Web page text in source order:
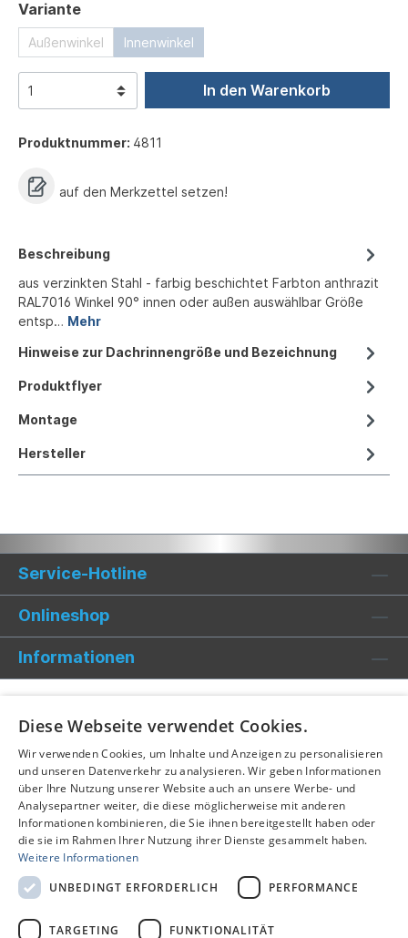
Varianteauswählen
Außenwinkel Innenwinkel
In den Warenkorb
Produktnummer: 4811
auf den Merkzettel setzen!
Beschreibung
aus verzinkten Stahl - farbig beschichtet Farbton anthrazit
RAL7016 Winkel 90° innen oder außen auswählbar Größe
entsp… Mehr
Hinweise zur Dachrinnengröße und Bezeichnung
Produktflyer
Montage
Hersteller
Service-Hotline
Onlineshop
Informationen
Diese Webseite verwendet Cookies.
Wir verwenden Cookies, um Inhalte und Anzeigen zu personalisieren
und unseren Datenverkehr zu analysieren. Wir geben Informationen
über Ihre Nutzung unserer Website auch an unsere Werbe- und
Analysepartner weiter, die diese möglicherweise mit anderen
Informationen kombinieren, die Sie ihnen bereitgestellt haben oder
die sie im Rahmen Ihrer Nutzung ihrer Dienste gesammelt haben.
Weitere Informationen
UNBEDINGT ERFORDERLICH
PERFORMANCE
TARGETING FUNKTIONALITÄT